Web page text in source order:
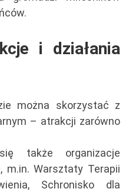
i działania
można skorzystać z
– atrakcji zarówno
także organizacje
m.in. Warsztaty Terapii
Schronisko dla